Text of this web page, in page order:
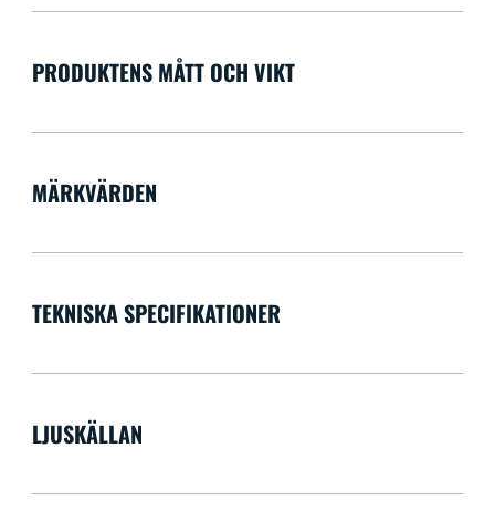
PRODUKTENS MÅTT OCH VIKT
MÄRKVÄRDEN
TEKNISKA SPECIFIKATIONER
LJUSKÄLLAN